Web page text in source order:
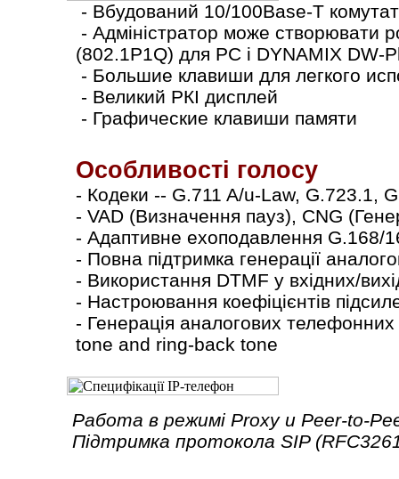
- Вбудований 10/100Base-T
- Адміністратор може створювати
(802.1P1Q) для PC і DYNAMІX DW-
- Большие клавиши для легкого
- Великий РКІ дисплей
- Графические клавиши памяти
Особливості голосу
- Кодеки -- G.711 A/u-Law, G.723.1,
- VAD (Визначення пауз), CNG
- Адаптивне ехоподавлення G.168/
- Повна підтримка генерації
- Використання DTMF у вхідних/
- Настроювання коефіцієнтів
- Генерація аналогових
tone and ring-back tone
Работа в режимі Proxy и Peer-to-
Підтримка протокола SIP